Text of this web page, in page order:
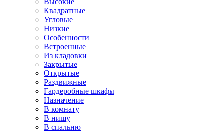
Высокие
Квадратные
Угловые
Низкие
Особенности
Встроенные
Из кладовки
Закрытые
Открытые
Раздвижные
Гардеробные шкафы
Назначение
В комнату
В нишу
В спальню